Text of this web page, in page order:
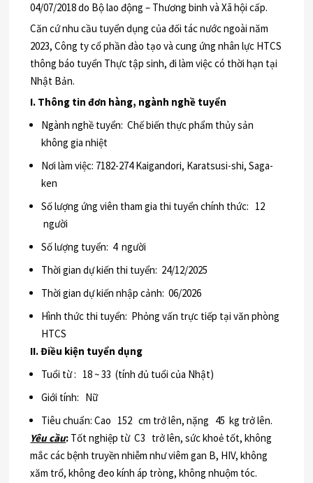
04/07/2018 do Bộ lao động – Thương binh và Xã hội cấp.
Căn cứ nhu cầu tuyển dụng của đối tác nước ngoài năm
2023, Công ty cổ phần đào tạo và cung ứng nhân lực HTCS
thông báo tuyển Thực tập sinh, đi làm việc có thời hạn tại
Nhật Bản.
I. Thông tin đơn hàng, ngành nghề tuyển
Ngành nghề tuyển: Chế biến thực phẩm thủy sản
không gia nhiệt
Nơi làm việc: 7182-274 Kaigandori, Karatsusi-shi, Saga-
ken
Số lượng ứng viên tham gia thi tuyển chính thức: 12
người
Số lượng tuyển: 4 người
Thời gian dự kiến thi tuyển: 24/12/2025
Thời gian dự kiến nhập cảnh: 06/2026
Hình thức thi tuyển: Phỏng vấn trực tiếp tại văn phòng
HTCS
II. Điều kiện tuyển dụng
Tuổi từ : 18 ~ 33 (tính đủ tuổi của Nhật)
Giới tính: Nữ
Tiêu chuẩn: Cao 152 cm trở lên, nặng 45 kg trở lên.
Yêu cầu: Tốt nghiệp từ C3 trở lên, sức khoẻ tốt, không
mắc các bệnh truyền nhiễm như viêm gan B, HIV, không
xăm trổ, không đeo kính áp tròng, không nhuộm tóc.